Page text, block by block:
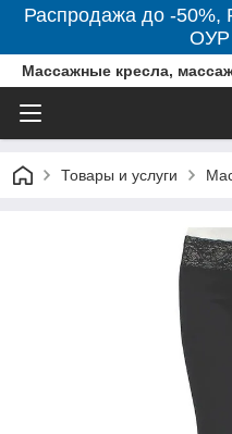
Распродажа до -50%,
ОУР
Массажные кресла,
Товары и услуги